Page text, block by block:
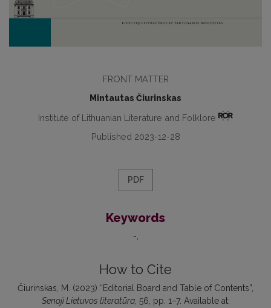
FRONT MATTER
Mintautas Čiurinskas
Institute of Lithuanian Literature and Folklore
Published 2023-12-28
PDF
Keywords
-
How to Cite
Čiurinskas, M. (2023) “Editorial Board and Table of Contents”,
Senoji Lietuvos literatūra, 56, pp. 1–7. Available at: